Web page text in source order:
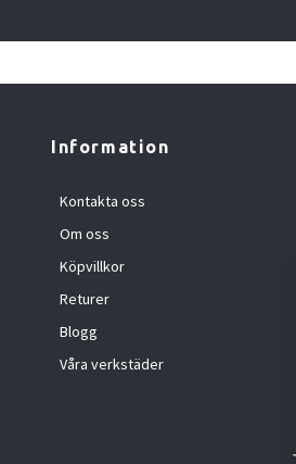
Information
Kontakta oss
Om oss
Köpvillkor
Returer
Blogg
Våra verkstäder